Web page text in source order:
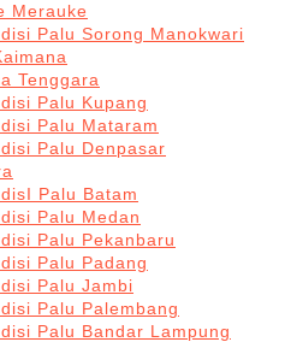
Merauke
Palu Sorong Manokwari
Tenggara
Palu Kupang
Palu Mataram
Palu Denpasar
Palu Batam
Palu Medan
Palu Pekanbaru
Palu Padang
Palu Jambi
Palu Palembang
Palu Bandar Lampung